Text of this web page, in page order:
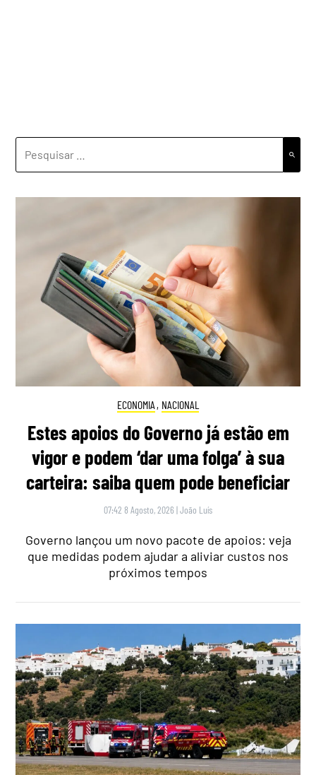
POR:
ECONOMIA , NACIONAL
Estes apoios do Governo já estão em
vigor e podem ‘dar uma folga’ à sua
carteira: saiba quem pode beneficiar
07:42 8 Agosto, 2026 |João Luís
Governo lançou um novo pacote de apoios: veja
que medidas podem ajudar a aliviar custos nos
próximos tempos